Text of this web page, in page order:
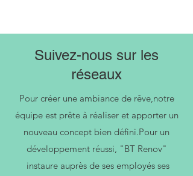
Suivez-nous sur les
réseaux
Pour créer une ambiance de rêve,notre
équipe est prête à réaliser et apporter un
nouveau concept bien défini.Pour un
développement réussi, "BT Renov"
instaure auprès de ses employés ses